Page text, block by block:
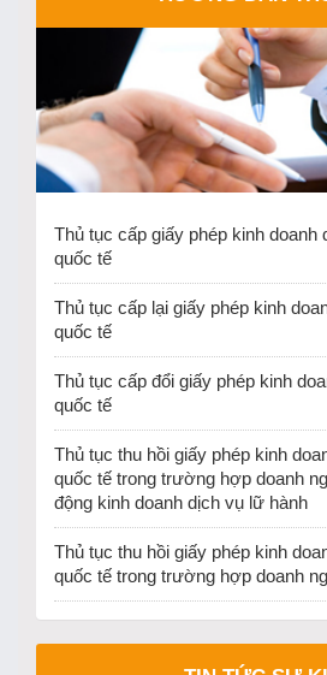
Thủ tục cấp giấy phép kinh doanh
quốc tế
Thủ tục cấp lại giấy phép kinh
quốc tế
Thủ tục cấp đổi giấy phép kinh
quốc tế
Thủ tục thu hồi giấy phép kinh
quốc tế trong trường hợp doanh
động kinh doanh dịch vụ lữ hành
Thủ tục thu hồi giấy phép kinh
quốc tế trong trường hợp doanh